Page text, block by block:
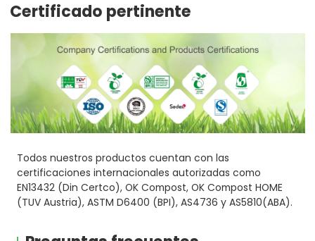
Certificado pertinente
Todos nuestros productos cuentan con las
certificaciones internacionales autorizadas como
EN13432 (Din Certco), OK Compost, OK Compost HOME
(TUV Austria), ASTM D6400 (BPI), AS4736 y AS5810(ABA).